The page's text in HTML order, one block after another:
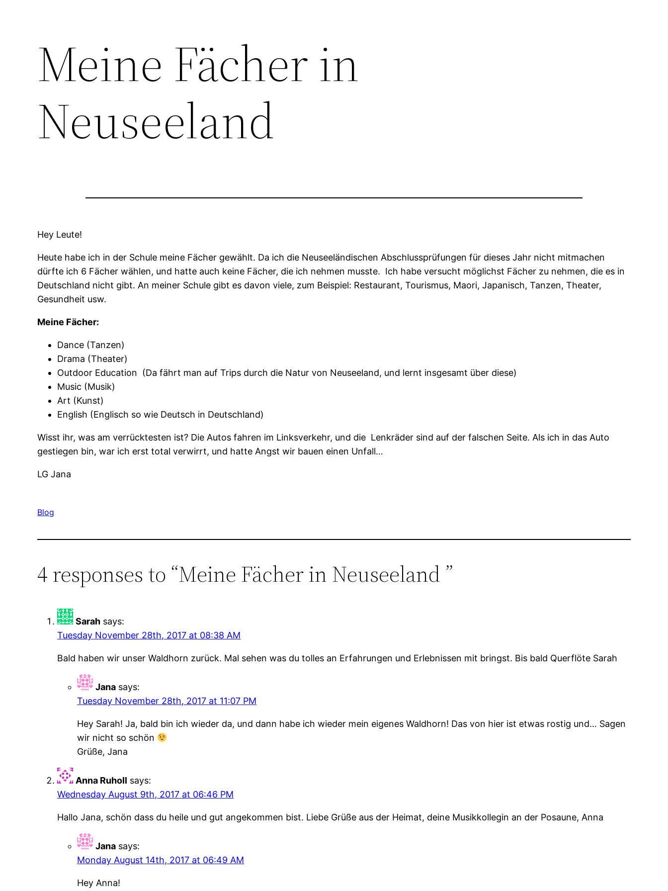
Meine Fächer in
Neuseeland
Hey Leute!
Heute habe ich in der Schule meine Fächer gewählt. Da ich die Neuseeländischen Abschlussprüfungen für dieses Jahr nicht mitmachen
dürfte ich 6 Fächer wählen, und hatte auch keine Fächer, die ich nehmen musste. Ich habe versucht möglichst Fächer zu nehmen, die es in
Deutschland nicht gibt. An meiner Schule gibt es davon viele, zum Beispiel: Restaurant, Tourismus, Maori, Japanisch, Tanzen, Theater,
Gesundheit usw.
Meine Fächer:
Dance (Tanzen)
Drama (Theater)
Outdoor Education (Da fährt man auf Trips durch die Natur von Neuseeland, und lernt insgesamt über diese)
Music (Musik)
Art (Kunst)
English (Englisch so wie Deutsch in Deutschland)
Wisst ihr, was am verrücktesten ist? Die Autos fahren im Linksverkehr, und die Lenkräder sind auf der falschen Seite. Als ich in das Auto
gestiegen bin, war ich erst total verwirrt, und hatte Angst wir bauen einen Unfall…
LG Jana
Blog
4 responses to “Meine Fächer in Neuseeland ”
Sarah says:
Tuesday November 28th, 2017 at 08:38 AM
Bald haben wir unser Waldhorn zurück. Mal sehen was du tolles an Erfahrungen und Erlebnissen mit bringst. Bis bald Querflöte Sarah
Jana says:
Tuesday November 28th, 2017 at 11:07 PM
Hey Sarah! Ja, bald bin ich wieder da, und dann habe ich wieder mein eigenes Waldhorn! Das von hier ist etwas rostig und… Sagen
wir nicht so schön
Grüße, Jana
Anna Ruholl says:
Wednesday August 9th, 2017 at 06:46 PM
Hallo Jana, schön dass du heile und gut angekommen bist. Liebe Grüße aus der Heimat, deine Musikkollegin an der Posaune, Anna
Jana says:
Monday August 14th, 2017 at 06:49 AM
Hey Anna!